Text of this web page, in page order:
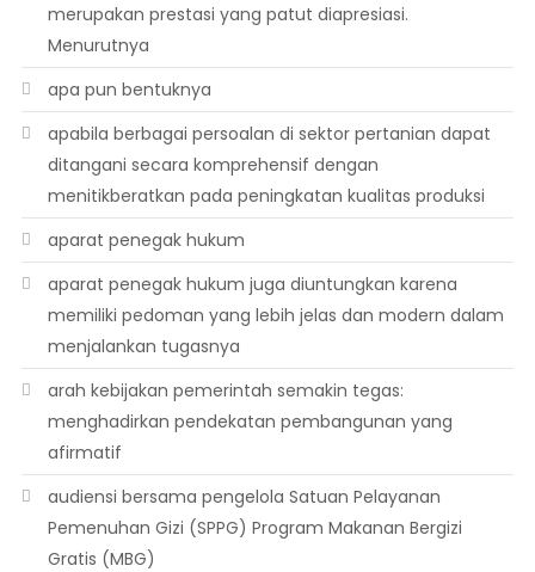
merupakan prestasi yang patut diapresiasi.
Menurutnya
apa pun bentuknya
apabila berbagai persoalan di sektor pertanian dapat
ditangani secara komprehensif dengan
menitikberatkan pada peningkatan kualitas produksi
aparat penegak hukum
aparat penegak hukum juga diuntungkan karena
memiliki pedoman yang lebih jelas dan modern dalam
menjalankan tugasnya
arah kebijakan pemerintah semakin tegas:
menghadirkan pendekatan pembangunan yang
afirmatif
audiensi bersama pengelola Satuan Pelayanan
Pemenuhan Gizi (SPPG) Program Makanan Bergizi
Gratis (MBG)